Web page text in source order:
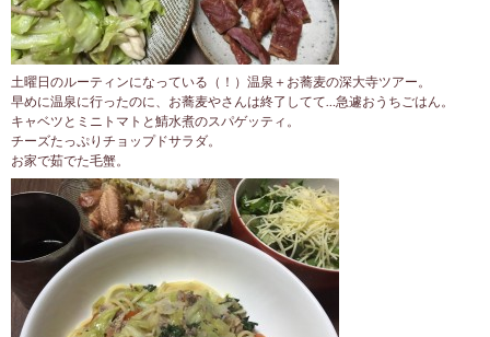
土曜日のルーティンになっている（！）温泉＋お蕎麦の深大寺ツアー。
早めに温泉に行ったのに、お蕎麦やさんは終了してて…急遽おうちごはん。
キャベツとミニトマトと鯖水煮のスパゲッティ。
チーズたっぷりチョップドサラダ。
お家で茹でた毛蟹。